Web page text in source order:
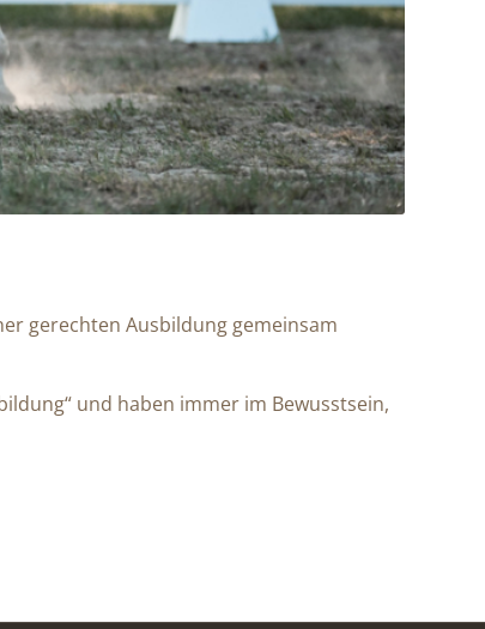
gerechten Ausbildung gemeinsam
und haben immer im Bewusstsein,